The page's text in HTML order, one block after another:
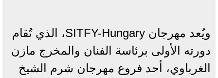
ويُعد مهرجان SITFY-Hungary، الذي تُقام
دورته الأولى برئاسة الفنان والمخرج مازن
الغرباوي، أحد فروع مهرجان شرم الشيخ